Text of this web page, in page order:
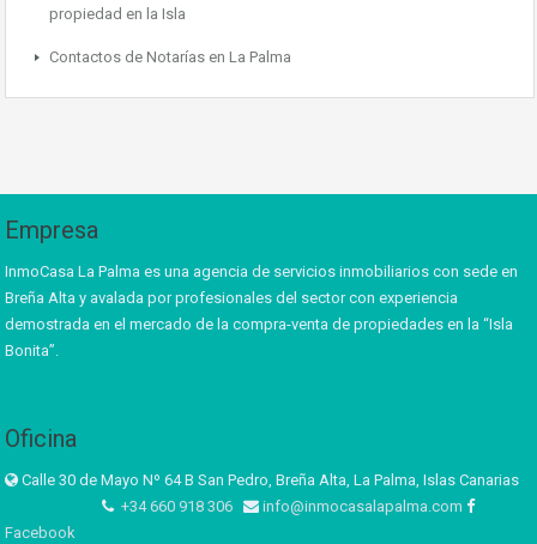
propiedad en la Isla
Contactos de Notarías en La Palma
Empresa
InmoCasa La Palma es una agencia de servicios inmobiliarios con sede en
Breña Alta y avalada por profesionales del sector con experiencia
demostrada en el mercado de la compra-venta de propiedades en la “Isla
Bonita”.
Oficina
Calle 30 de Mayo Nº 64 B San Pedro, Breña Alta, La Palma, Islas Canarias
+34 660 918 306
info@inmocasalapalma.com
Facebook